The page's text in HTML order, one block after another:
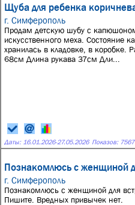
Щуба для ребенка
г. Симферополь
Продам детскую шубу с
искусственного меха. Состояние
хранилась в кладовке, в коробке.
68см Длина рукава 37см Дли...
Даты: 16.01.2026-27.05.2026 Показов:
Познакомлюсь с женщиной
г. Симферополь
Познакомлюсь с женщиной для
Пишите. Вредных привычек нет.